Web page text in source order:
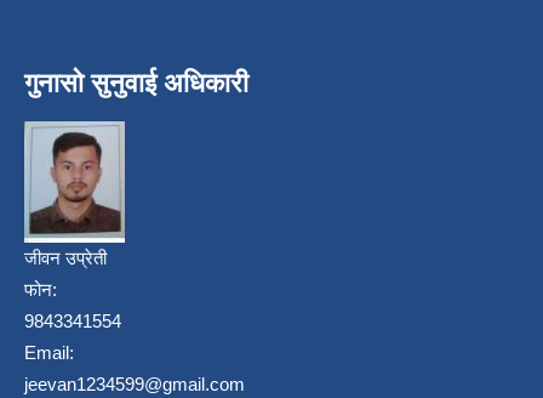
गुनासो सुनुवाई अधिकारी
जीवन उप्रेती
फोन:
9843341554
Email:
jeevan1234599@gmail.com